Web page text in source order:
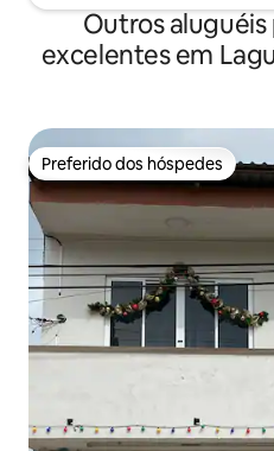
Outros
excelentes em
Preferido dos hóspedes
Preferido dos hóspedes